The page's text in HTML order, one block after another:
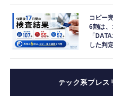
コピー
6割は、
「
した判
テック系プレス